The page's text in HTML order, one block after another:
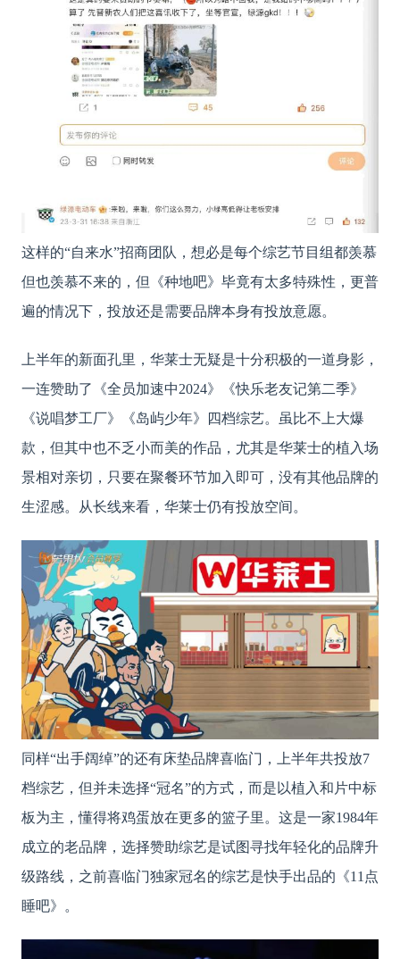
这样的“自来水”招商团队，想必是每个综艺节目组都羡慕
但也羡慕不来的，但《种地吧》毕竟有太多特殊性，更普
遍的情况下，投放还是需要品牌本身有投放意愿。
上半年的新面孔里，华莱士无疑是十分积极的一道身影，
一连赞助了《全员加速中2024》《快乐老友记第二季》
《说唱梦工厂》《岛屿少年》四档综艺。虽比不上大爆
款，但其中也不乏小而美的作品，尤其是华莱士的植入场
景相对亲切，只要在聚餐环节加入即可，没有其他品牌的
生涩感。从长线来看，华莱士仍有投放空间。
同样“出手阔绰”的还有床垫品牌喜临门，上半年共投放7
档综艺，但并未选择“冠名”的方式，而是以植入和片中标
板为主，懂得将鸡蛋放在更多的篮子里。这是一家1984年
成立的老品牌，选择赞助综艺是试图寻找年轻化的品牌升
级路线，之前喜临门独家冠名的综艺是快手出品的《11点
睡吧》。